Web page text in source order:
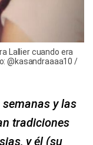
Lallier cuando era
@kasandraaaa10 /
y las
tradiciones
y él (su